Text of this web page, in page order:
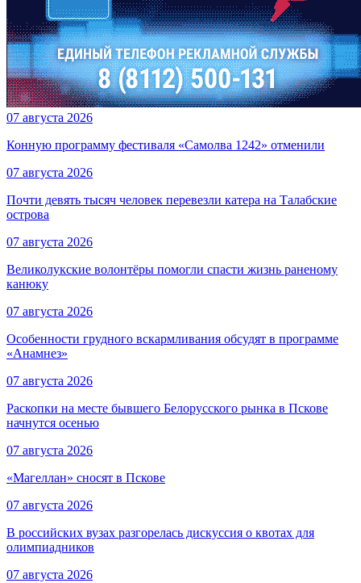
07 августа 2026
Конную программу фестиваля «Самолва 1242» отменили
07 августа 2026
Почти девять тысяч человек перевезли катера на Талабские
острова
07 августа 2026
Великолукские волонтёры помогли спасти жизнь раненому
канюку
07 августа 2026
Особенности грудного вскармливания обсудят в программе
«Анамнез»
07 августа 2026
Раскопки на месте бывшего Белорусского рынка в Пскове
начнутся осенью
07 августа 2026
«Магеллан» сносят в Пскове
07 августа 2026
В российских вузах разгорелась дискуссия о квотах для
олимпиадников
07 августа 2026